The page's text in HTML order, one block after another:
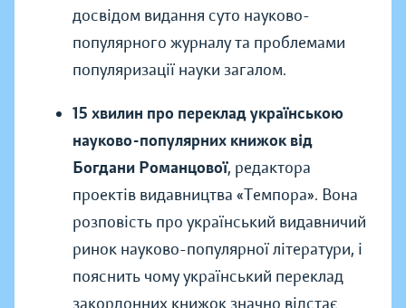
досвідом видання суто науково-
популярного журналу та проблемами
популяризації науки загалом.
15 хвилин про переклад українською
науково-популярних книжок від
Богдани Романцової, редактора
проектів видавництва «Темпора». Вона
розповість про український видавничий
ринок науково-популярної літератури, і
пояснить чому український переклад
закордонних книжок значно відстає